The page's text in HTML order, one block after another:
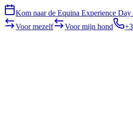
Kom naar de Equina Experience
Voor mezelf
Voor mijn hond